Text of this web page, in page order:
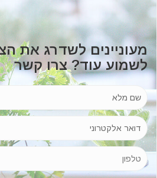
מעוניינים לשדרג את
לשמוע עוד? צרו קשר